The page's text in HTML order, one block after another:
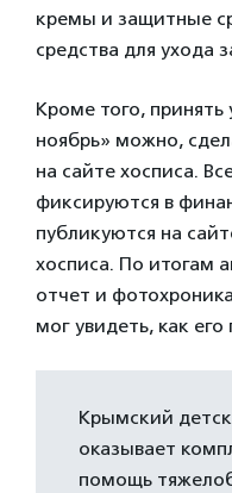
кремы и защитные
средства для ухода
Кроме того, принять
ноябрь» можно,
на сайте хосписа.
фиксируются в
публикуются на
хосписа. По итогам
отчет и
мог увидеть, как
Крымский
оказывает
помощь